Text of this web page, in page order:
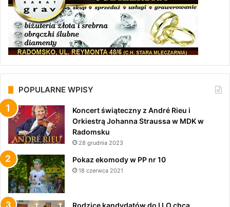
POPULARNE WPISY
Koncert świąteczny z André Rieu i
Orkiestrą Johanna Straussa w MDK w
Radomsku
28 grudnia 2023
Pokaz ekomody w PP nr 10
18 czerwca 2021